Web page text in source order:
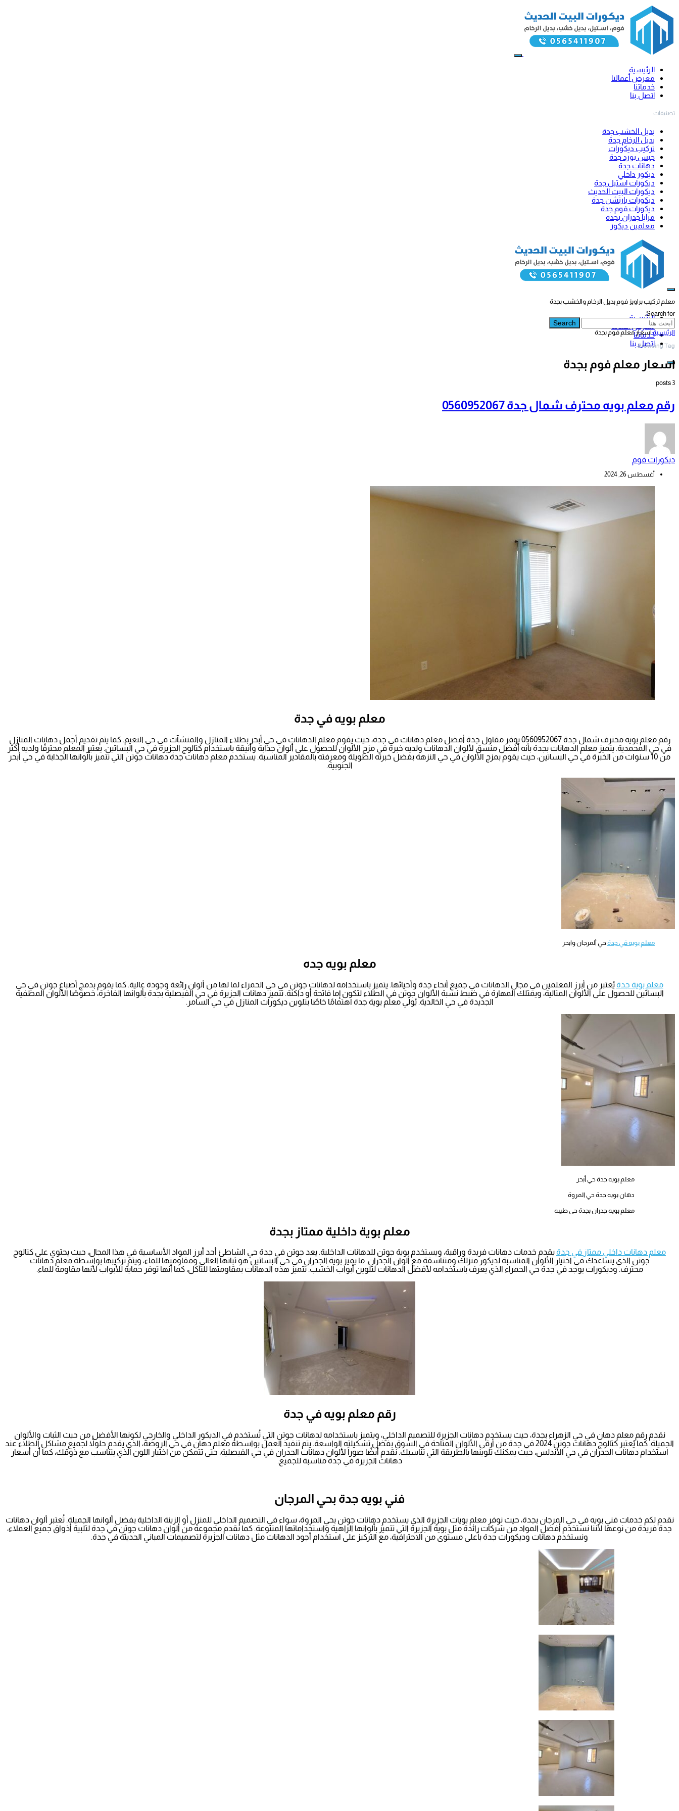
الرئيسية
معرض أعمالنا
خدماتنا
اتصل بنا
تصنيفات
بديل الخشب جدة
بديل الرخام جدة
تركيب ديكورات
جبس بورد جدة
دهانات جدة
ديكور داخلي
ديكورات استيل جدة
ديكورات البيت الحديث
ديكورات بارتشن جدة
ديكورات فوم جدة
مرايا جدران بجدة
معلمين ديكور
معلم تركيب براويز فوم بديل الرخام والخشب بجدة
الرئيسية
معرض أعمالنا
خدماتنا
اتصل بنا
Search for:
Search
الرئيسيةاسعار معلم فوم بجدة
Browsing Tag
اسعار معلم فوم بجدة
3 posts
رقم معلم بويه محترف شمال جدة 0560952067
ديكورات فوم
أغسطس 26, 2024
معلم بويه في جدة
رقم معلم بويه محترف شمال جدة 0560952067 يوفر مقاول جدة أفضل معلم دهانات في جدة، حيث يقوم معلم الدهانات في حي أبحر بطلاء المنازل والمنشآت في حي النعيم. كما يتم تقديم أجمل دهانات المنازل
في حي المحمدية. يتميز معلم الدهانات بجدة بأنه أفضل منسق لألوان الدهانات ولديه خبرة في مزج الألوان للحصول على ألوان جذابة وأنيقة باستخدام كتالوج الجزيرة في حي البساتين. يعتبر المعلم محترفًا ولديه أكثر
من 10 سنوات من الخبرة في حي البساتين، حيث يقوم بمزج الألوان في حي النزهة بفضل خبرته الطويلة ومعرفته بالمقادير المناسبة. يستخدم معلم دهانات جدة دهانات جوتن التي تتميز بألوانها الجذابة في حي أبحر
الجنوبية.
معلم بويه في جدة حي ألمرجان وابحر
معلم بويه جده
معلم بوية جدة يُعتبر من أبرز المعلمين في مجال الدهانات في جميع أنحاء جدة وأحيائها. يتميز باستخدامه لدهانات جوتن في حي الحمراء لما لها من ألوان رائعة وجودة عالية. كما يقوم بدمج أصباغ جوتن في حي
البساتين للحصول على الألوان المثالية، ويمتلك المهارة في ضبط نسبة الألوان جوتن في الطلاء لتكون إما فاتحة أو داكنة. تتميز دهانات الجزيرة في حي الفيصلية بجدة بألوانها الفاخرة، خصوصًا الألوان المطفية
الجديدة في حي الخالدية. يُولي معلم بوية جدة اهتمامًا خاصًا بتلوين ديكورات المنازل في حي السامر.
معلم بويه جدة حي أبحر
دهان بويه جدة حي المروة
معلم بويه جدران بجدة حي طيبه
معلم بوية داخلية ممتاز بجدة
معلم دهانات داخلي ممتاز في جدة يقدم خدمات دهانات فريدة وراقية، ويستخدم بوية جوتن للدهانات الداخلية. يعد جوتن في جدة حي الشاطئ أحد أبرز المواد الأساسية في هذا المجال، حيث يحتوي على كتالوج
جوتن الذي يساعدك في اختيار الألوان المناسبة لديكور منزلك ومتناسقة مع ألوان الجدران. ما يميز بوية الجدران في حي البساتين هو ثباتها العالي ومقاومتها للماء، ويتم تركيبها بواسطة معلم دهانات
محترف. وديكورات يوجد في جدة حي الحمراء الذي يعرف باستخدامه لأفضل الدهانات لتلوين أبواب الخشب. تتميز هذه الدهانات بمقاومتها للتآكل، كما أنها توفر حماية للأبواب لأنها مقاومة للماء.
رقم معلم بويه في جدة
نقدم رقم معلم دهان في حي الزهراء بجدة، حيث يستخدم دهانات الجزيرة للتصميم الداخلي، ويتميز باستخدامه لدهانات جوتن التي تُستخدم في الديكور الداخلي والخارجي لكونها الأفضل من حيث الثبات والألوان
الجميلة. كما يُعتبر كتالوج دهانات جوتن 2024 في جدة من أرقى الألوان المتاحة في السوق بفضل تشكيلته الواسعة. يتم تنفيذ العمل بواسطة معلم دهان في حي الروضة، الذي يقدم حلولاً لجميع مشاكل الطلاء عند
استخدام دهانات الجدران في حي الأندلس، حيث يمكنك تلوينها بالطريقة التي تناسبك. نقدم أيضًا صوراً لألوان دهانات الجدران في حي الفيصلية، حتى تتمكن من اختيار اللون الذي يتناسب مع ذوقك، كما أن أسعار
دهانات الجزيرة في جدة مناسبة للجميع.
فني بويه جدة بحي المرجان
نقدم لكم خدمات فني بويه في حي المرجان بجدة، حيث نوفر معلم بويات الجزيرة الذي يستخدم دهانات جوتن بحي المروة، سواء في التصميم الداخلي للمنزل أو الزينة الداخلية بفضل ألوانها الجميلة. تُعتبر ألوان دهانات
جدة فريدة من نوعها لأننا نستخدم أفضل المواد من شركات رائدة مثل بوية الجزيرة التي تتميز بألوانها الزاهية واستخداماتها المتنوعة. كما نقدم مجموعة من ألوان دهانات جوتن في جدة لتلبية أذواق جميع العملاء،
ونستخدم دهانات وديكورات جدة بأعلى مستوى من الاحترافية، مع التركيز على استخدام أجود الدهانات مثل دهانات الجزيرة لتصميمات المباني الحديثة في جدة.